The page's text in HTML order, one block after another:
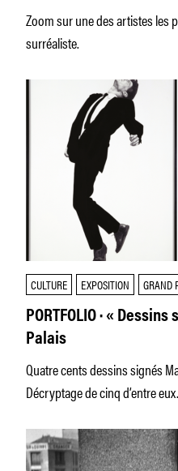
Zoom sur une des artistes les
surréaliste.
CULTURE EXPOSITION GRAND
PORTFOLIO · «
Palais
Quatre cents dessins signés
Décryptage de cinq d’entre eux.